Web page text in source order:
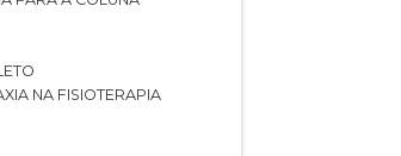
NA FISIOTERAPIA